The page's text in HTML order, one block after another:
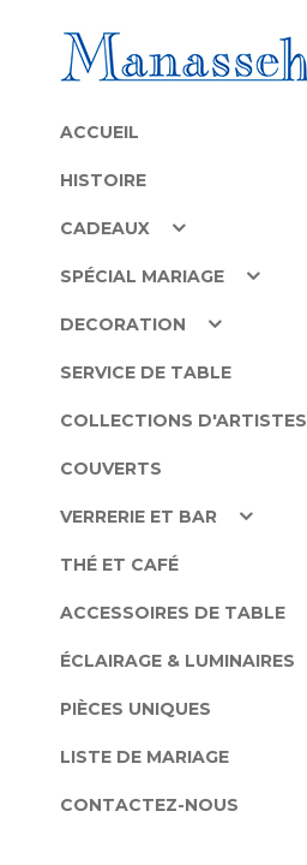
ACCUEIL
HISTOIRE
CADEAUX
SPÉCIAL MARIAGE
DECORATION
SERVICE DE TABLE
COLLECTIONS D'ARTISTES
COUVERTS
VERRERIE ET BAR
THÉ ET CAFÉ
ACCESSOIRES DE TABLE
ÉCLAIRAGE & LUMINAIRES
PIÈCES UNIQUES
LISTE DE MARIAGE
CONTACTEZ-NOUS